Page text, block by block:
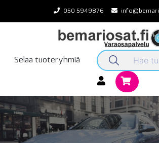
content
050 5949876
Selaa tuoteryhmiä